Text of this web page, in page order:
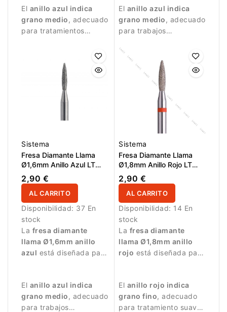
El anillo azul indica
grano medio, adecuado
para tratamientos
pequeñas.
El anillo azul indica
grano medio, adecuado
para trabajos
tratamiento detallado
de la uña.
Sistema
Fresa Diamante Llama
Ø1,6mm Anillo Azul LT
8,0mm
2,90 €
AL CARRITO
Disponibilidad: 37 En
stock
La fresa diamante
llama Ø1,6mm anillo
azul está diseñada para
El anillo azul indica
grano medio, adecuado
para trabajos
Sistema
Fresa Diamante Llama
Ø1,8mm Anillo Rojo LT
8,0mm
2,90 €
AL CARRITO
Disponibilidad: 14 En
stock
La fresa diamante
llama Ø1,8mm anillo
rojo está diseñada para
El anillo rojo indica
grano fino, adecuado
para tratamiento suave